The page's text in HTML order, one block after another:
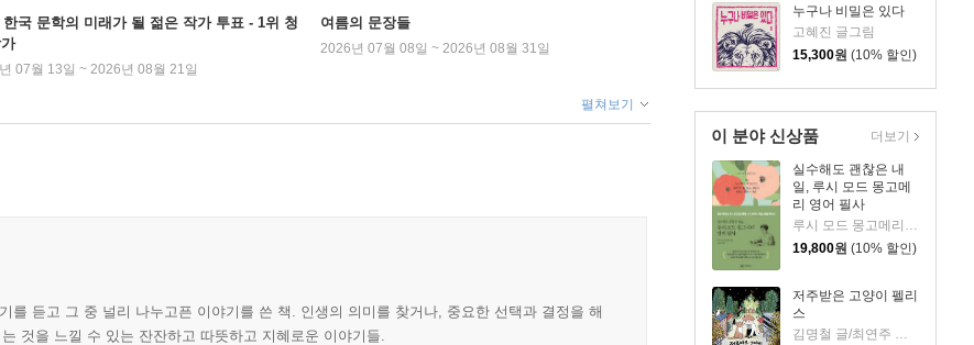
누구나 비밀은 있다
고혜진 글그림
15,300원 (10% 할인)
이 분야 신상품
실수해도 괜찮은 내
일, 루시 모드 몽고메
리 영어 필사
루시 모드 몽고메리 저/이루리 편역
19,800원 (10% 할인)
저주받은 고양이 펠리
스
더보기
한국 문학의 미래가 될 젊은 작가 투표 - 1위 청
07월 13일 ~ 2026년 08월 21일
여름의 문장들
2026년 07월 08일 ~ 2026년 08월 31일
펼쳐보기
를 듣고 그 중 널리 나누고픈 이야기를 쓴 책. 인생의 의미를 찾거나, 중요한 선택과 결정을 해
것을 느낄 수 있는 잔잔하고 따뜻하고 지혜로운 이야기들.